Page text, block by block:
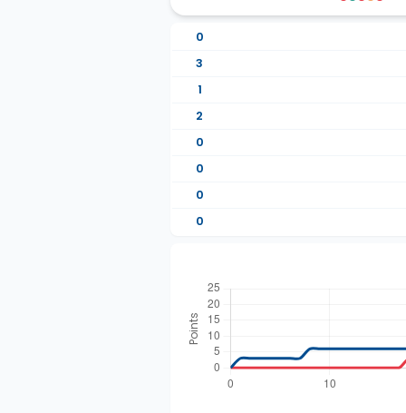
0
3
1
2
0
0
0
0